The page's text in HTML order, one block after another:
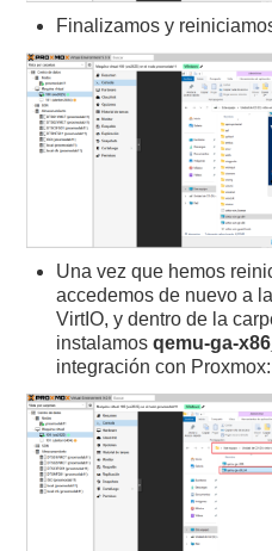
Finalizamos y
Una vez que hemos
accedemos de nuevo a
VirtIO, y dentro de la
instalamosqemu-ga-
integración con Proxmox: